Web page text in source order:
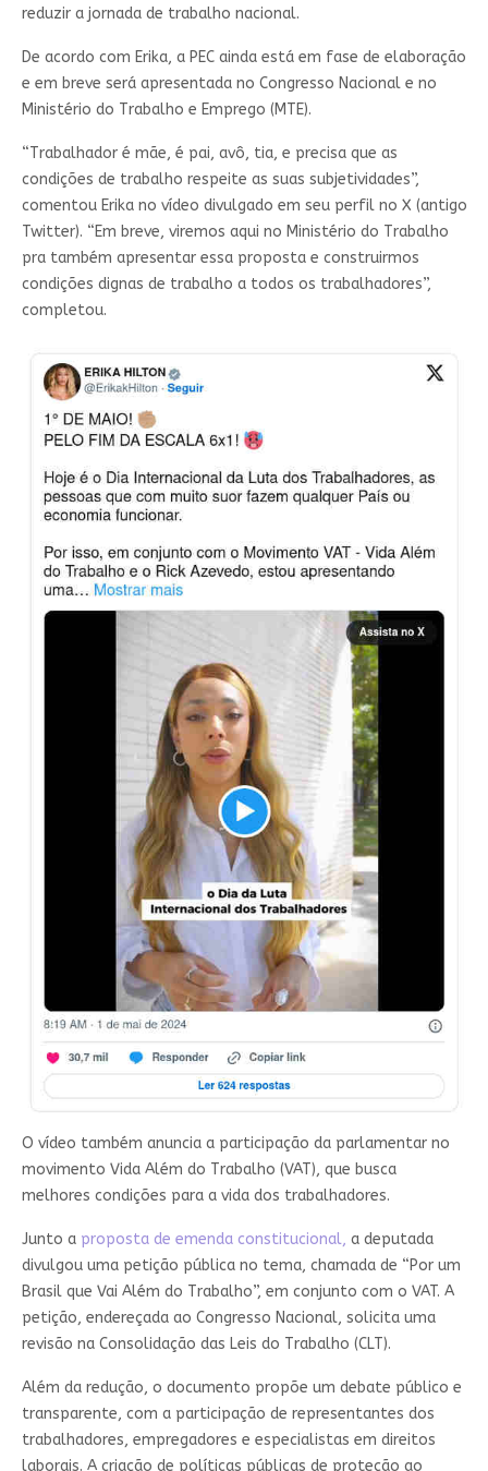
reduzir a jornada de trabalho nacional.
De acordo com Erika, a PEC ainda está em fase de elaboração
e em breve será apresentada no Congresso Nacional e no
Ministério do Trabalho e Emprego (MTE).
“Trabalhador é mãe, é pai, avô, tia, e precisa que as
condições de trabalho respeite as suas subjetividades”,
comentou Erika no vídeo divulgado em seu perfil no X (antigo
Twitter). “Em breve, viremos aqui no Ministério do Trabalho
pra também apresentar essa proposta e construirmos
condições dignas de trabalho a todos os trabalhadores”,
completou.
O vídeo também anuncia a participação da parlamentar no
movimento Vida Além do Trabalho (VAT), que busca
melhores condições para a vida dos trabalhadores.
Junto a proposta de emenda constitucional, a deputada
divulgou uma petição pública no tema, chamada de “Por um
Brasil que Vai Além do Trabalho”, em conjunto com o VAT. A
petição, endereçada ao Congresso Nacional, solicita uma
revisão na Consolidação das Leis do Trabalho (CLT).
Além da redução, o documento propõe um debate público e
transparente, com a participação de representantes dos
trabalhadores, empregadores e especialistas em direitos
laborais. A criação de políticas públicas de proteção ao